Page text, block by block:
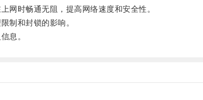
时畅通无阻，提高网络速度和安全性。
制和封锁的影响。
息。